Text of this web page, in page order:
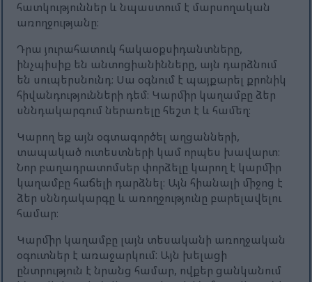
հատկություններ և նպաստում է մարսողական
առողջությանը։
Դրա յուրահատուկ հակաօքսիդանտները,
ինչպիսիք են անտոցիանինները, այն դարձնում
են սուպերսնունդ։ Սա օգնում է պայքարել քրոնիկ
հիվանդությունների դեմ։ Կարմիր կաղամբը ձեր
սննդակարգում ներառելը հեշտ է և համեղ։
Կարող եք այն օգտագործել աղցանների,
տապակած ուտեստների կամ որպես խավարտ։
Նոր բաղադրատոմսեր փորձելը կարող է կարմիր
կաղամբը հաճելի դարձնել։ Այն հիանալի միջոց է
ձեր սննդակարգը և առողջությունը բարելավելու
համար։
Կարմիր կաղամբը լայն տեսականի առողջական
օգուտներ է առաջարկում: Այն խելացի
ընտրություն է նրանց համար, ովքեր ցանկանում